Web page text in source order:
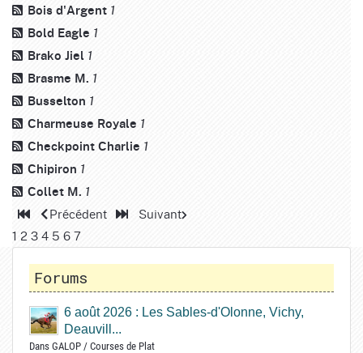
Bois d'Argent 1
Bold Eagle 1
Brako Jiel 1
Brasme M. 1
Busselton 1
Charmeuse Royale 1
Checkpoint Charlie 1
Chipiron 1
Collet M. 1
Précédent
Suivant
1 234 5 67
Forums
6 août 2026 : Les Sables-d'Olonne, Vichy,
Deauvill...
Dans GALOP / Courses de Plat